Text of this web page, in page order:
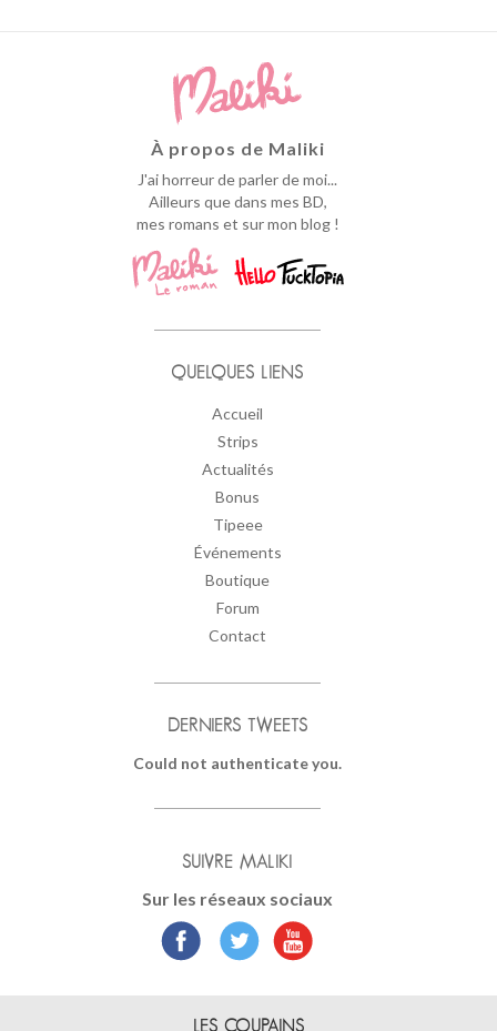
À propos de Maliki
J'ai horreur de parler de moi...
Ailleurs que dans mes BD,
mes romans et sur mon blog !
QUELQUES LIENS
Accueil
Strips
Actualités
Bonus
Tipeee
Événements
Boutique
Forum
Contact
DERNIERS TWEETS
Could not authenticate you.
SUIVRE MALIKI
Sur les réseaux sociaux
LES COUPAINS